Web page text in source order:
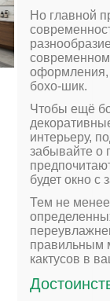
Но главной
оформления,
бохо-шик.
Чтобы ещё
интерьеру,
забывайте о
будет окно с
Тем не
правильным
кактусов в